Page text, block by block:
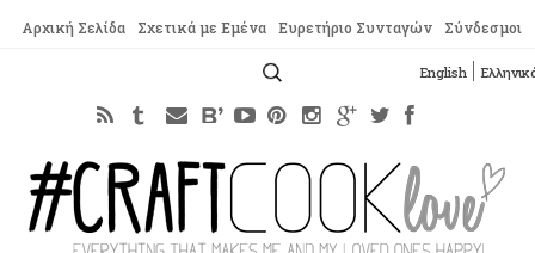
Αρχική Σελίδα Σχετικά με Εμένα Ευρετήριο Συνταγών Σύνδεσμοι
Αναζήτηση
English